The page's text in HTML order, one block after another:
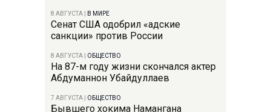
8 АВГУСТА В МИРЕ
Сенат США одобрил «адские
санкции» против России
8 АВГУСТА ОБЩЕСТВО
На 87-м году жизни скончался актер
Абдуманнон Убайдуллаев
7 АВГУСТА ОБЩЕСТВО
Бывшего хокима Намангана